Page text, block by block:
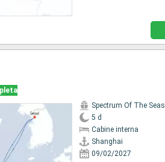
Spectrum Of The Seas
5 d
Cabine interna
Shanghai
09/02/2027